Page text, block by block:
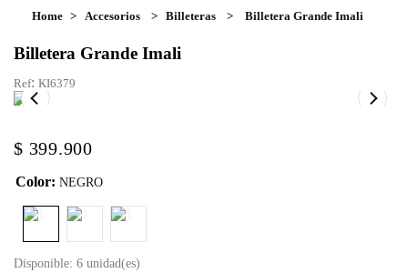
Accesorios Billeteras Billetera Grande Imali
Billetera Grande Imali
: KI6379
$ 399.900
Color: NEGRO
Disponible: 6 unidad(es)